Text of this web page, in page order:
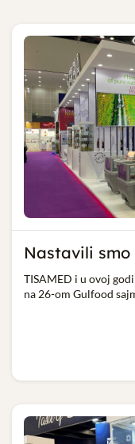
Nastavili smo
TISAMED i u ovoj
na 26-om Gulfood